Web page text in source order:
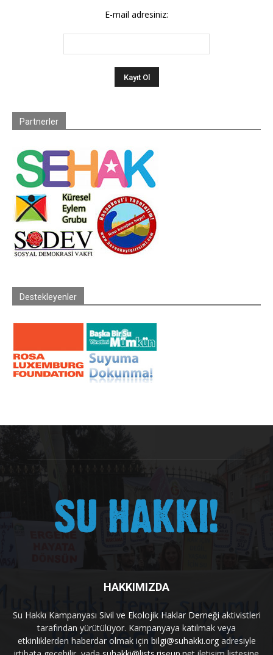
E-mail adresiniz:
Partnerler
Destekleyenler
HAKKIMIZDA
Su Hakkı Kampanyası Sivil ve Ekolojik Haklar Derneği aktivistleri
tarafından yürütülüyor. Kampanyaya katılmak veya
etkinliklerden haberdar olmak için bilgi@suhakki.orgadresiyle